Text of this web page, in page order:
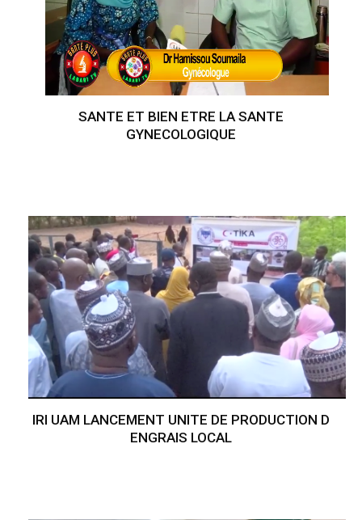
SANTE ET BIEN ETRE LA SANTE
GYNECOLOGIQUE
IRI UAM LANCEMENT UNITE DE PRODUCTION D
ENGRAIS LOCAL